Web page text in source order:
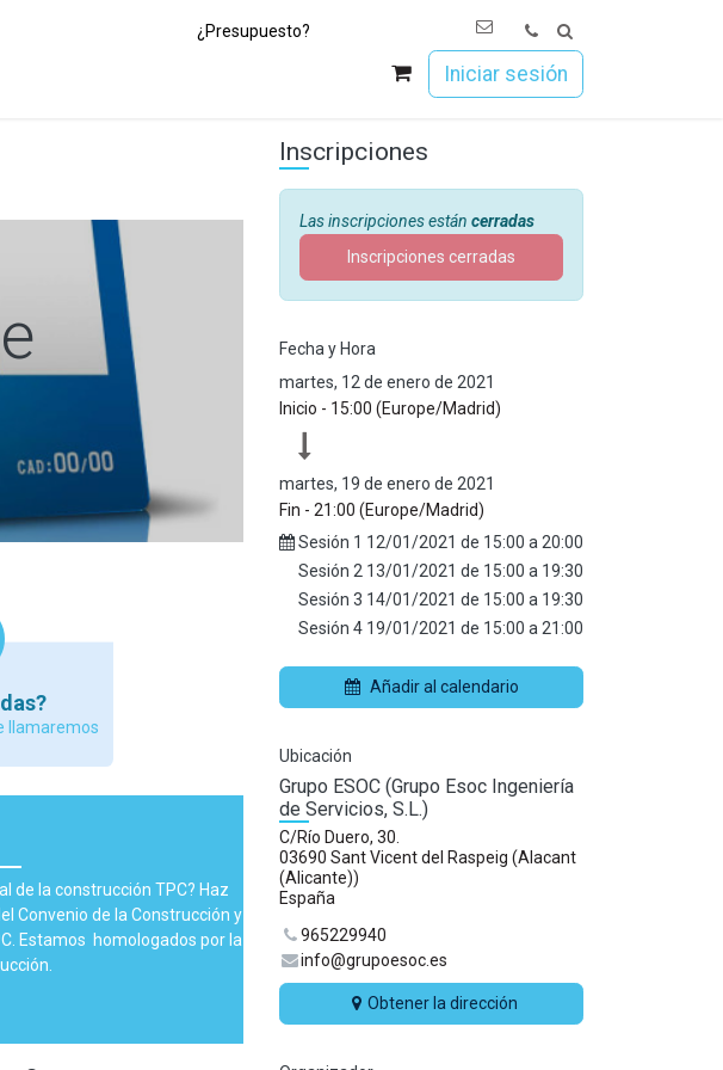
¿Presupuesto?
Iniciar sesión
llamaremos
de la construcción TPC? Haz
Convenio de la Construcción y
Estamos homologados por la
Inscripciones
Las inscripciones están cerradas
Inscripciones cerradas
Fecha y Hora
martes, 12 de enero de 2021
Inicio - 15:00 (Europe/Madrid)
martes, 19 de enero de 2021
Fin - 21:00 (Europe/Madrid)
Sesión 1 12/01/2021 de 15:00 a 20:00
Sesión 2 13/01/2021 de 15:00 a 19:30
Sesión 3 14/01/2021 de 15:00 a 19:30
Sesión 4 19/01/2021 de 15:00 a 21:00
Añadir al calendario
Ubicación
Grupo ESOC (Grupo Esoc Ingeniería
de Servicios, S.L.)
C/Río Duero, 30.
03690 Sant Vicent del Raspeig (Alacant
(Alicante))
España
965229940
info@grupoesoc.es
Obtener la dirección